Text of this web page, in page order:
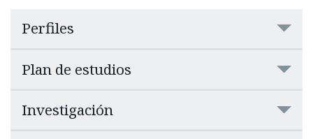
Perfiles
Plan de estudios
Investigación